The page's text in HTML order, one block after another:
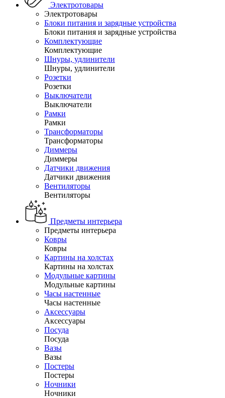
Электротовары
Электротовары
Блоки питания и зарядные устройства
Блоки питания и зарядные устройства
Комплектующие
Комплектующие
Шнуры, удлинители
Шнуры, удлинители
Розетки
Розетки
Выключатели
Выключатели
Рамки
Рамки
Трансформаторы
Трансформаторы
Диммеры
Диммеры
Датчики движения
Датчики движения
Вентиляторы
Вентиляторы
Предметы интерьера
Предметы интерьера
Ковры
Ковры
Картины на холстах
Картины на холстах
Модульные картины
Модульные картины
Часы настенные
Часы настенные
Аксессуары
Аксессуары
Посуда
Посуда
Вазы
Вазы
Постеры
Постеры
Ночники
Ночники